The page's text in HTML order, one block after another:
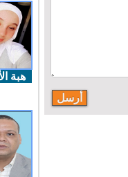
هبة